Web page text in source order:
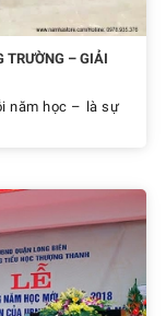
TRƯỜNG – GIẢI
năm học – là sự